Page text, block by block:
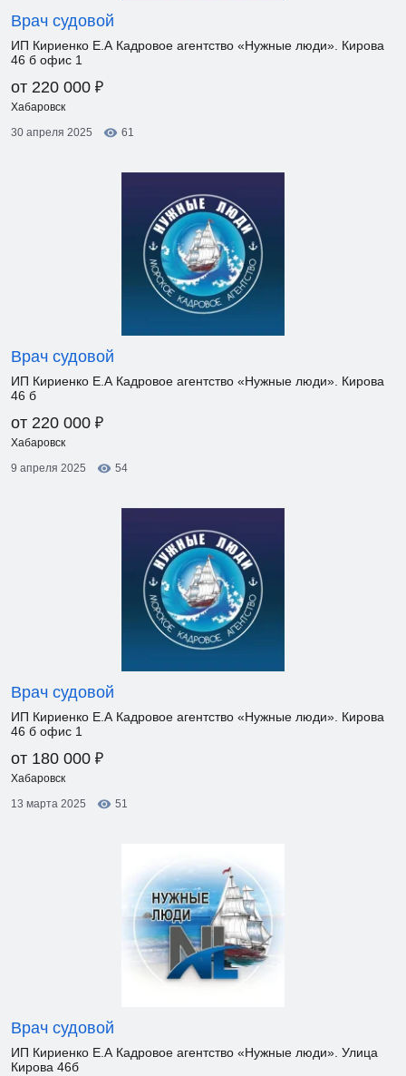
Врач судовой
ИП Кириенко Е.А Кадровое агентство «Нужные люди». Кирова
46 б офис 1
от 220 000 ₽
Хабаровск
30 апреля 2025
61
Врач судовой
ИП Кириенко Е.А Кадровое агентство «Нужные люди». Кирова
46 б
от 220 000 ₽
Хабаровск
9 апреля 2025
54
Врач судовой
ИП Кириенко Е.А Кадровое агентство «Нужные люди». Кирова
46 б офис 1
от 180 000 ₽
Хабаровск
13 марта 2025
51
Врач судовой
ИП Кириенко Е.А Кадровое агентство «Нужные люди». Улица
Кирова 46б